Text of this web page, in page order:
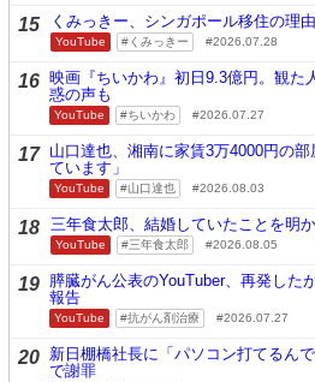
15 くみっきー、シンガポール移住の理
YouTube くみっきー 2026.07.28
16 映画『ちいかわ』初日9.3億円。観た
惑の声も
YouTube ちいかわ 2026.07.27
17 山口達也、湘南に家賃3万4000円の
ています」
YouTube 山口達也 2026.08.03
18 三年食太郎、結婚していたことを明
YouTube 三年食太郎 2026.08.05
19 膵臓がん公表のYouTuber、再発した
報告
YouTube 抗がん剤治療 2026.07.27
20 新日棚橋社長に「パソコン打てるん
で謝罪